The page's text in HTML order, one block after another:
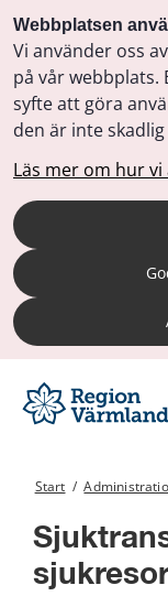
Webbplatsen
Vi använder oss
på vår webbplats.
syfte att göra
den är inte
Läs mer om hur
Start /